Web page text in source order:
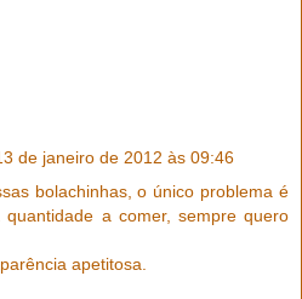
de janeiro de 2012 às 09:46
bolachinhas, o único problema é
quantidade a comer, sempre quero
apetitosa.